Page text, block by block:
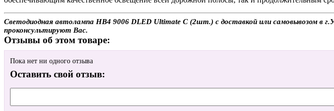
Светодиодная автолампа HB4 9006 DLED Ultimate C (2шт.) с доставкой или самовывозом в
проконсультируют Вас.
Отзывы об этом товаре:
Пока нет ни одного отзыва
Оставить свой отзыв: